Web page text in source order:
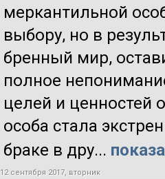
меркантильной
выбору, но в
бренный мир,
полное
целей и ценностей
особа стала
браке в дру...
12 сентября 2017, вторник